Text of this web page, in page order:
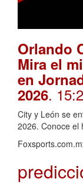
Orlando
Mira el
en
2026.
City y León se
2026. Conoce el